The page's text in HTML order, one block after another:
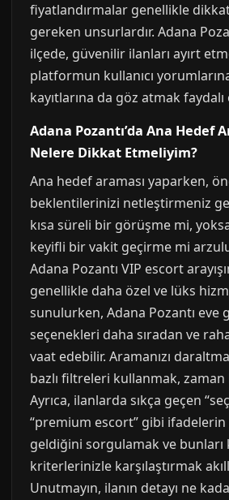
fiyatlandırmalar genellikle
gereken unsurlardır. Adana
ilçede, güvenilir ilanları ayırt
platformun kullanıcı
kayıtlarına da göz atmak faydalı
Adana Pozantı’da Ana Hedef
Nelere Dikkat Etmeliyim?
Ana hedef araması yaparken,
beklentilerinizi netleştirmeniz
kısa süreli bir görüşme mi,
keyifli bir vakit geçirme mi
Adana Pozantı VIP escort
genellikle daha özel ve lüks
sunulurken, Adana Pozantı eve
seçenekleri daha sıradan ve
vaat edebilir. Aramanızı
bazlı filtreleri kullanmak, zaman
Ayrıca, ilanlarda sıkça geçen
“premium escort” gibi ifadelerin
geldiğini sorgulamak ve bunları
kriterlerinizle karşılaştırmak
Unutmayın, ilanın detayı ne